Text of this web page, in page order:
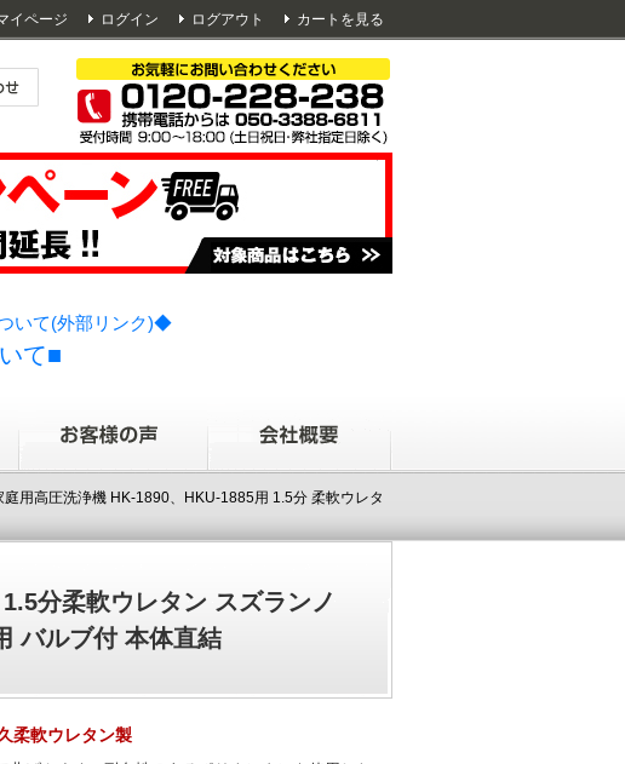
イページ ログイン ログアウト カートを見る
いて(外部リンク)◆
て■
用高圧洗浄機 HK-1890、HKU-1885用 1.5分 柔軟ウレタ
分柔軟ウレタン スズランノ
バルブ付 本体直結
柔軟ウレタン製